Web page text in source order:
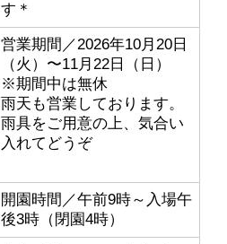
す＊
営業期間／2026年10月20日
（火）〜11月22日（日）
※期間中は無休
雨天も営業しております。
雨具をご用意の上、気合い
入れてどうぞ
開園時間／午前9時～入場午
後3時（閉園4時）